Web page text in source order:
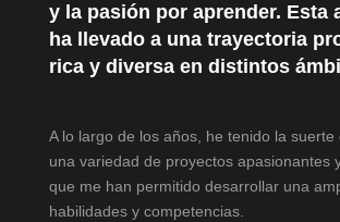
y la pasión por aprender. Esta
ha llevado a una trayectoria
rica y diversa en distintos
A lo largo de los años, he tenido la suerte
una variedad de proyectos apasionantes
que me han permitido desarrollar una
habilidades y competencias.